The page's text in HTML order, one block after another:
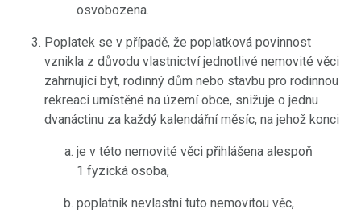
osvobozena.
Poplatek se v případě, že poplatková povinnost
vznikla z důvodu vlastnictví jednotlivé nemovité věci
zahrnující byt, rodinný dům nebo stavbu pro rodinnou
rekreaci umístěné na území obce, snižuje o jednu
dvanáctinu za každý kalendářní měsíc, na jehož konci
je v této nemovité věci přihlášena alespoň
1 fyzická osoba,
poplatník nevlastní tuto nemovitou věc,